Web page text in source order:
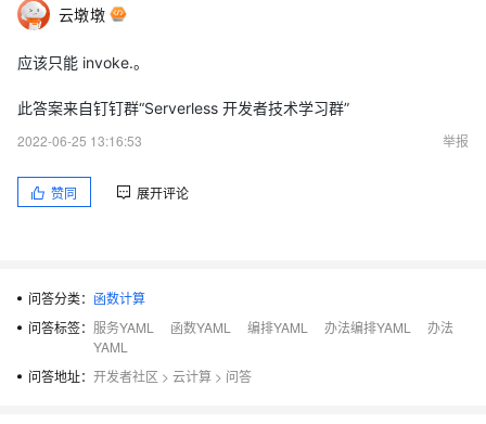
云墩墩
应该只能 invoke.。
此答案来自钉钉群“Serverless 开发者技术学习群”
2022-06-25 13:16:53
举报
赞同 展开评论
问答分类： 函数计算
问答标签： 服务YAML 函数YAML 编排YAML 办法编排YAML
办法
YAML
问答地址： 开发者社区 > 云计算 > 问答